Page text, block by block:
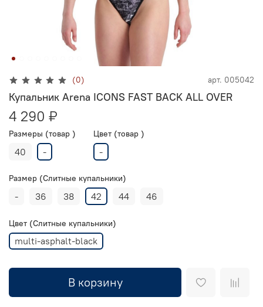
(0) арт. 005042
Купальник Arena ICONS FAST BACK ALL OVER
4 290 ₽
Размеры (товар )
40 -
Цвет (товар )
-
Размер (Слитные купальники)
- 36 38 42 44 46
Цвет (Слитные купальники)
multi-asphalt-black
В корзину